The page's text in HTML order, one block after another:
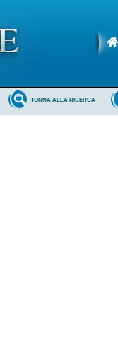
TORNA ALLA RICERCA